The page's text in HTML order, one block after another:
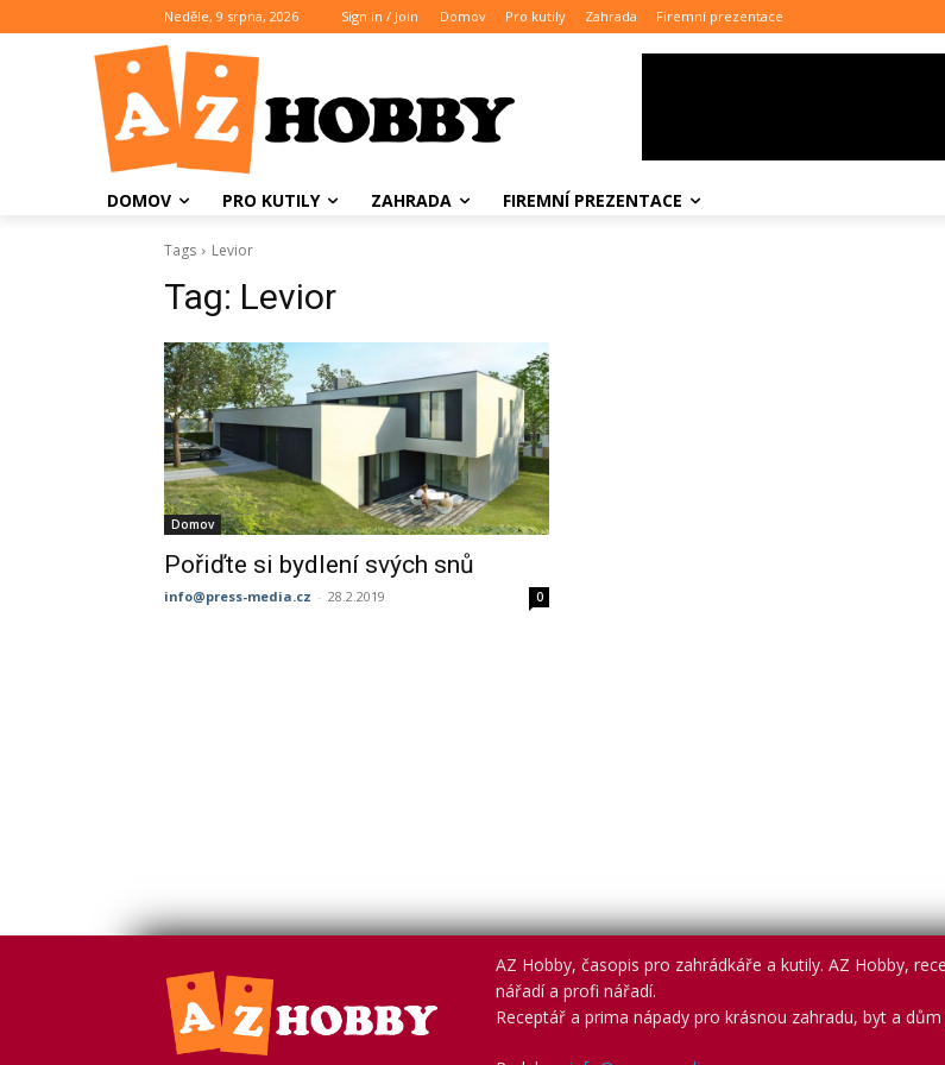
Neděle, 9 srpna, 2026 Sign in / Join Domov Pro kutily Zahrada Firemní prezentace
DOMOV PRO KUTILY ZAHRADA FIREMNÍ PREZENTACE
Tags Levior
Tag: Levior
Domov
Pořiďte si bydlení svých snů
info@press-media.cz - 28.2.2019 0
AZ Hobby, časopis pro zahrádkáře a kutily. AZ Hobby,
nářadí a profi nářadí.
Receptář a prima nápady pro krásnou zahradu, byt a